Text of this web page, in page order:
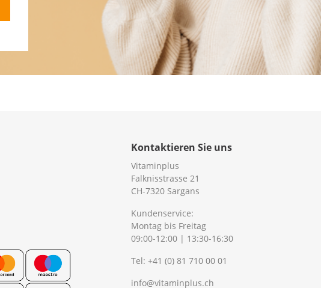
Kontaktieren Sie uns
Vitaminplus
Falknisstrasse 21
CH-7320 Sargans
Kundenservice:
Montag bis Freitag
09:00-12:00 | 13:30-16:30
Tel: +41 (0) 81 710 00 01
info@vitaminplus.ch